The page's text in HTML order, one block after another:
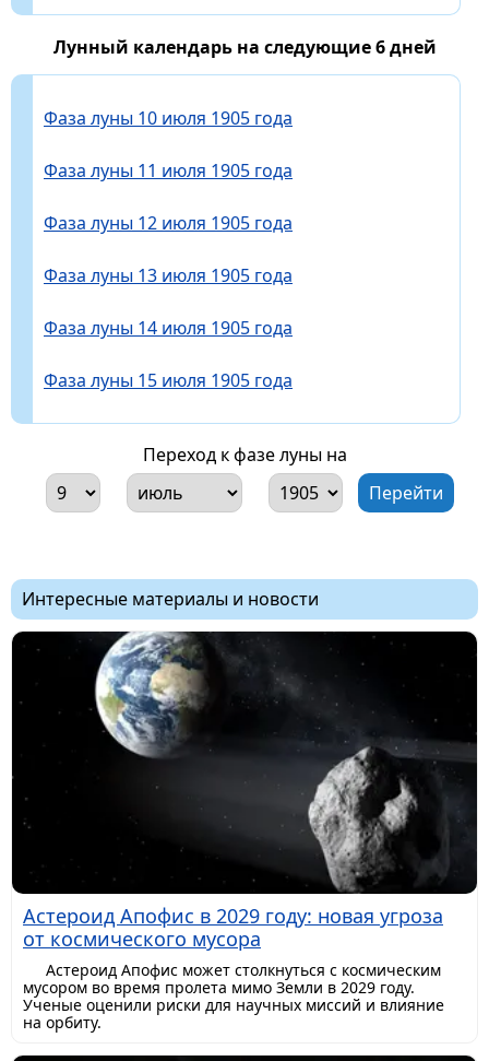
Лунный календарь на следующие 6 дней
Фаза луны 10 июля 1905 года
Фаза луны 11 июля 1905 года
Фаза луны 12 июля 1905 года
Фаза луны 13 июля 1905 года
Фаза луны 14 июля 1905 года
Фаза луны 15 июля 1905 года
Переход к фазе луны на
Интересные материалы и новости
Астероид Апофис в 2029 году: новая угроза
от космического мусора
Астероид Апофис может столкнуться с космическим
мусором во время пролета мимо Земли в 2029 году.
Ученые оценили риски для научных миссий и влияние
на орбиту.